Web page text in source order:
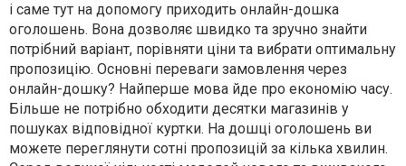
і саме тут на допомогу приходить онлайн-дошка
оголошень. Вона дозволяє швидко та зручно знайти
потрібний варіант, порівняти ціни та вибрати оптимальну
пропозицію. Основні переваги замовлення через
онлайн-дошку? Найперше мова йде про економію часу.
Більше не потрібно обходити десятки магазинів у
пошуках відповідної куртки. На дошці оголошень ви
можете переглянути сотні пропозицій за кілька хвилин.